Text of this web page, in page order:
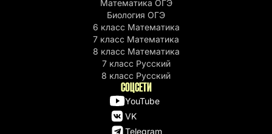
Математика ОГЭ
Биология ОГЭ
6 класс Математика
7 класс Математика
8 класс Математика
7 класс Русский
8 класс Русский
СОЦСЕТИ
YouTube
VK
Telegram